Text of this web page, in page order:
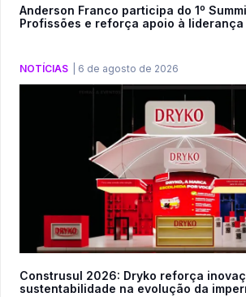
Anderson Franco participa do 1º
Profissões e reforça apoio à liderança
NOTÍCIAS 6 de agosto de 2026
Construsul 2026: Dryko reforça
sustentabilidade na evolução da